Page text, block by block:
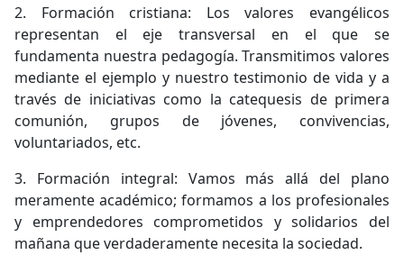
2. Formación cristiana: Los valores evangéli­cos
representan el eje transversal en el que se
fundamenta nuestra pedagogía. Transmitimos valores
mediante el ejemplo y nuestro testimonio de vida y a
través de iniciativas como la catequesis de primera
comunión, grupos de jóvenes, convivencias,
voluntaria­dos, etc.
3. Formación integral: Vamos más allá del plano
meramente académico; formamos a los profesionales
y emprendedores compro­metidos y solidarios del
mañana que verda­deramente necesita la sociedad.